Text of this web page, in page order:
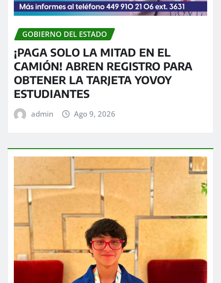
GOBIERNO DEL ESTADO
¡PAGA SOLO LA MITAD EN EL
CAMIÓN! ABREN REGISTRO PARA
OBTENER LA TARJETA YOVOY
ESTUDIANTES
admin Ago 9, 2026